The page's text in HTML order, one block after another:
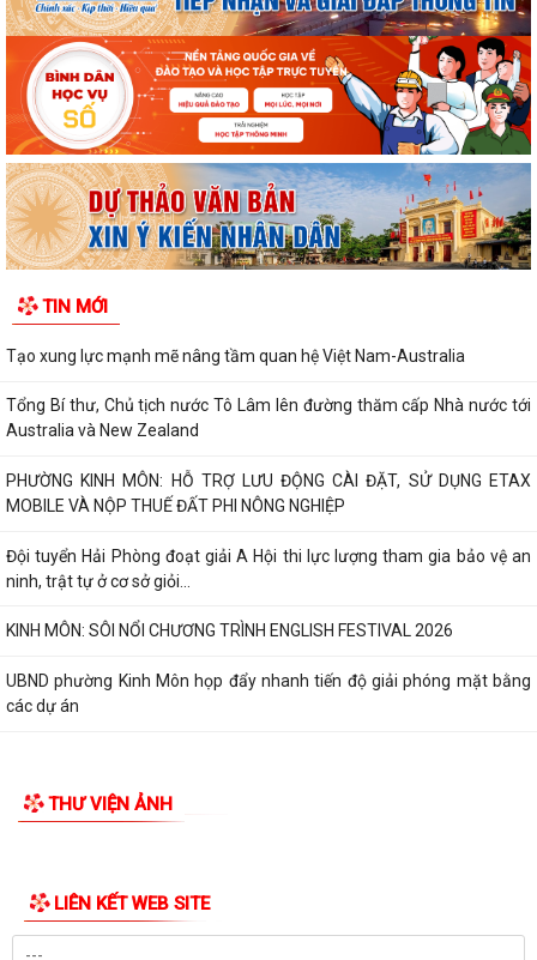
TIN MỚI
Tạo xung lực mạnh mẽ nâng tầm quan hệ Việt Nam-Australia
Tổng Bí thư, Chủ tịch nước Tô Lâm lên đường thăm cấp Nhà nước tới
Australia và New Zealand
PHƯỜNG KINH MÔN: HỖ TRỢ LƯU ĐỘNG CÀI ĐẶT, SỬ DỤNG ETAX
MOBILE VÀ NỘP THUẾ ĐẤT PHI NÔNG NGHIỆP
Đội tuyển Hải Phòng đoạt giải A Hội thi lực lượng tham gia bảo vệ an
ninh, trật tự ở cơ sở giỏi...
KINH MÔN: SÔI NỔI CHƯƠNG TRÌNH ENGLISH FESTIVAL 2026
UBND phường Kinh Môn họp đẩy nhanh tiến độ giải phóng mặt bằng
các dự án
THƯ VIỆN ẢNH